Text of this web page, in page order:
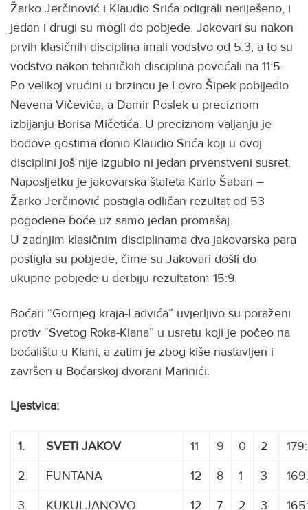
Žarko Jerčinović i Klaudio Srića odigrali neriješeno, i
jedan i drugi su mogli do pobjede. Jakovari su nakon
prvih klasičnih disciplina imali vodstvo od 5:3, a to su
vodstvo nakon tehničkih disciplina povećali na 11:5.
Po velikoj vrućini u brzincu je Lovro Šipek pobijedio
Nevena Vičevića, a Damir Poslek u preciznom
izbijanju Borisa Mičetića. U preciznom valjanju je
bodove gostima donio Klaudio Srića koji u ovoj
disciplini još nije izgubio ni jedan prvenstveni susret.
Naposljetku je jakovarska štafeta Karlo Šaban –
Žarko Jerčinović postigla odličan rezultat od 53
pogođene boće uz samo jedan promašaj.
U zadnjim klasičnim disciplinama dva jakovarska para
postigla su pobjede, čime su Jakovari došli do
ukupne pobjede u derbiju rezultatom 15:9.
Boćari “Gornjeg kraja-Ladvića” uvjerljivo su poraženi
protiv “Svetog Roka-Klana” u usretu koji je počeo na
boćalištu u Klani, a zatim je zbog kiše nastavljen i
završen u Boćarskoj dvorani Marinići.
Ljestvica:
1. SVETI JAKOV 11 9 0 2
2.
FUNTANA 12 8 1 3
3.
KUKULJANOVO 12 7 2 3